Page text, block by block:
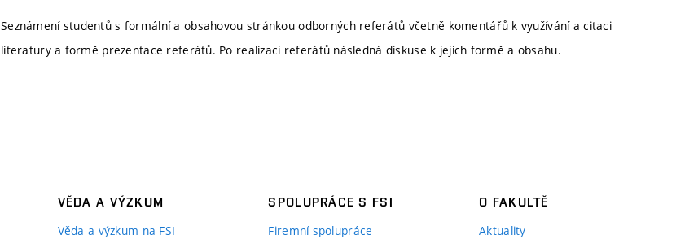
Seznámení studentů s formální a obsahovou stránkou odborných referátů včetně komentářů k využívání a citaci
literatury a formě prezentace referátů. Po realizaci referátů následná diskuse k jejich formě a obsahu.
VĚDA A VÝZKUM
Věda a výzkum na FSI
SPOLUPRÁCE S FSI
Firemní spolupráce
O FAKULTĚ
Aktuality